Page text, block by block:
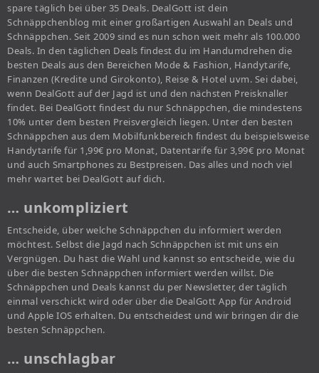
spare täglich bei über 35 Deals. DealGott ist dein
Schnäppchenblog mit einer großartigen Auswahl an Deals und
Schnäppchen. Seit 2009 sind es nun schon weit mehr als 100.000
Deals. In den täglichen Deals findest du im Handumdrehen die
besten Deals aus den Bereichen Mode & Fashion, Handytarife,
Finanzen (Kredite und Girokonto), Reise & Hotel uvm. Sei dabei,
wenn DealGott auf der Jagd ist und den nächsten Preisknaller
findet. Bei DealGott findest du nur Schnäppchen, die mindestens
10% unter dem besten Preisvergleich liegen. Unter den besten
Schnäppchen aus dem Mobilfunkbereich findest du beispielsweise
Handytarife für 1,99€ pro Monat, Datentarife für 3,99€ pro Monat
und auch Smartphones zu Bestpreisen. Das alles und noch viel
mehr wartet bei DealGott auf dich.
… unkompliziert
Entscheide, über welche Schnäppchen du informiert werden
möchtest. Selbst die Jagd nach Schnäppchen ist mit uns ein
Vergnügen. Du hast die Wahl und kannst so entscheide, wie du
über die besten Schnäppchen informiert werden willst. Die
Schnäppchen und Deals kannst du per Newsletter, der täglich
einmal verschickt wird oder über die DealGott App für Android
und Apple IOS erhalten. Du entscheidest und wir bringen dir die
besten Schnäppchen.
… unschlagbar